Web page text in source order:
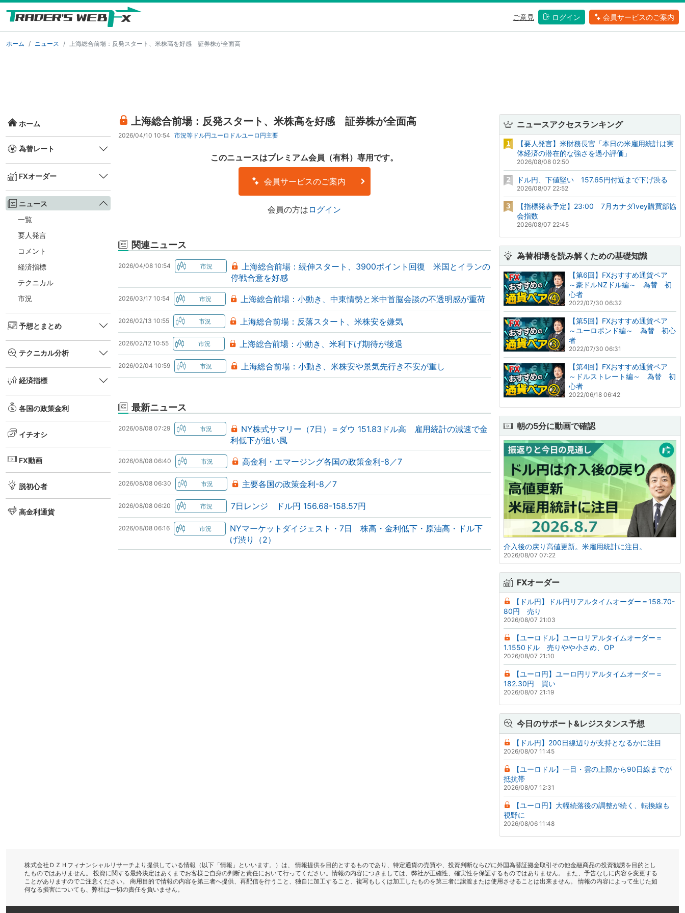
ご意見 ログイン 会員サービスのご案内
ホーム ニュース 上海総合前場：反発スタート、米株高を好感 証券株が全面高
ホーム
為替レート
FXオーダー
ニュース
一覧
要人発言
コメント
経済指標
テクニカル
市況
予想とまとめ
テクニカル分析
経済指標
各国の政策金利
イチオシ
FX動画
脱初心者
高金利通貨
上海総合前場：反発スタート、米株高を好感 証券株が全面高
2026/04/10 10:54 市況等 ドル円ユーロドルユーロ円主要
このニュースはプレミアム会員（有料）専用です。
会員サービスのご案内
会員の方は ログイン
関連ニュース
2026/04/08 10:54
上海総合前場：続伸スタート、3900ポイント回復 米国とイランの
停戦合意を好感
2026/03/17 10:54 上海総合前場：小動き、中東情勢と米中首脳会談の不透明感が重荷
2026/02/13 10:55 上海総合前場：反落スタート、米株安を嫌気
2026/02/12 10:55 上海総合前場：小動き、米利下げ期待が後退
2026/02/04 10:59 上海総合前場：小動き、米株安や景気先行き不安が重し
最新ニュース
2026/08/08 07:29
NY株式サマリー（7日）＝ダウ 151.83ドル高 雇用統計の減速で金
利低下が追い風
2026/08/08 06:40 高金利・エマージング各国の政策金利-8／7
2026/08/08 06:30 主要各国の政策金利-8／7
2026/08/08 06:20 7日レンジ ドル円 156.68-158.57円
2026/08/08 06:16
NYマーケットダイジェスト・7日 株高・金利低下・原油高・ドル下
げ渋り（2）
ニュースアクセスランキング
【要人発言】米財務長官「本日の米雇用統計は実
体経済の潜在的な強さを過小評価」
2026/08/08 02:50
ドル円、下値堅い 157.65円付近まで下げ渋る
2026/08/07 22:52
【指標発表予定】23:00 7月カナダIvey購買部協
会指数
2026/08/07 22:45
為替相場を読み解くための基礎知識
【第6回】FXおすすめ通貨ペア
～豪ドルNZドル編～ 為替 初
心者
2022/07/30 06:32
【第5回】FXおすすめ通貨ペア
～ユーロポンド編～ 為替 初心
者
2022/07/30 06:31
【第4回】FXおすすめ通貨ペア
～ドルストレート編～ 為替 初
心者
2022/06/18 06:42
朝の5分に動画で確認
介入後の戻り高値更新。米雇用統計に注目。
2026/08/07 07:22
FXオーダー
【ドル円】ドル円リアルタイムオーダー＝158.70-
80円 売り
2026/08/07 21:03
【ユーロドル】ユーロリアルタイムオーダー＝
1.1550ドル 売りやや小さめ、OP
2026/08/07 21:10
【ユーロ円】ユーロ円リアルタイムオーダー＝
182.30円 買い
2026/08/07 21:19
今日のサポート&レジスタンス予想
【ドル円】200日線辺りが支持となるかに注目
2026/08/07 11:45
【ユーロドル】一目・雲の上限から90日線までが
抵抗帯
2026/08/07 12:31
【ユーロ円】大幅続落後の調整が続く、転換線も
視野に
2026/08/06 11:48
株式会社ＤＺＨフィナンシャルリサーチより提供している情報（以下「情報」といいます。）は、 情報提供を目的とするものであり、特定通貨の売買や、投資判断ならびに外国為替証拠金取引その他金融商品の投資勧誘を目的とし
たものではありません。 投資に関する最終決定はあくまでお客様ご自身の判断と責任において行ってください。情報の内容につきましては、弊社が正確性、確実性を保証するものではありません。 また、予告なしに内容を変更する
ことがありますのでご注意ください。 商用目的で情報の内容を第三者へ提供、再配信を行うこと、独自に加工すること、複写もしくは加工したものを第三者に譲渡または使用させることは出来ません。 情報の内容によって生じた如
何なる損害についても、弊社は一切の責任を負いません。